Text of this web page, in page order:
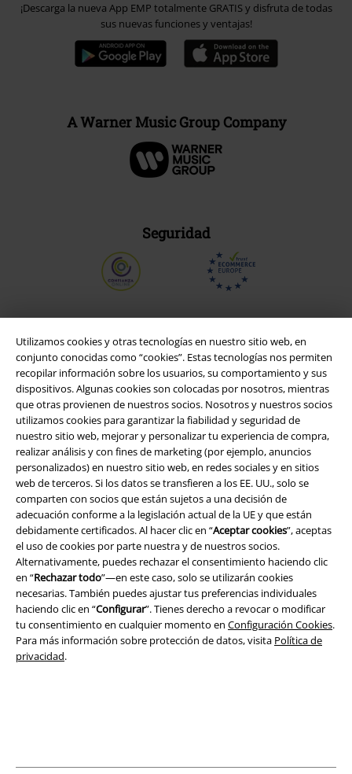
Utilizamos cookies y otras tecnologías en nuestro sitio web, en
conjunto conocidas como “cookies”. Estas tecnologías nos permiten
recopilar información sobre los usuarios, su comportamiento y sus
dispositivos. Algunas cookies son colocadas por nosotros, mientras
que otras provienen de nuestros socios. Nosotros y nuestros socios
utilizamos cookies para garantizar la fiabilidad y seguridad de
nuestro sitio web, mejorar y personalizar tu experiencia de compra,
realizar análisis y con fines de marketing (por ejemplo, anuncios
personalizados) en nuestro sitio web, en redes sociales y en sitios
web de terceros. Si los datos se transfieren a los EE. UU., solo se
comparten con socios que están sujetos a una decisión de
adecuación conforme a la legislación actual de la UE y que están
debidamente certificados. Al hacer clic en “Aceptar cookies”, aceptas
el uso de cookies por parte nuestra y de nuestros socios.
Alternativamente, puedes rechazar el consentimiento haciendo clic
en “Rechazar todo”—en este caso, solo se utilizarán cookies
necesarias. También puedes ajustar tus preferencias individuales
haciendo clic en “Configurar”. Tienes derecho a revocar o modificar
tu consentimiento en cualquier momento en Configuración Cookies.
Para más información sobre protección de datos, visita Política de
privacidad.
¡Descarga la nueva App EMP totalmente GRATIS y disfruta de todas
sus nuevas funciones y ventajas!
A Warner Music Group Company
Seguridad
Legal
Términos y Condiciones
Aviso Legal
Ley protección de datos
Eliminación de residuos y protección del medioambiente
Declaración de Conformidad